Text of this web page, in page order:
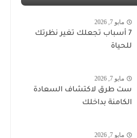
مايو 7, 2026
7 أسباب تجعلك تغير نظرتك
للحياة
مايو 7, 2026
ست طرق لاكتشاف السعادة
الكامنة بداخلك
مايو 7, 2026